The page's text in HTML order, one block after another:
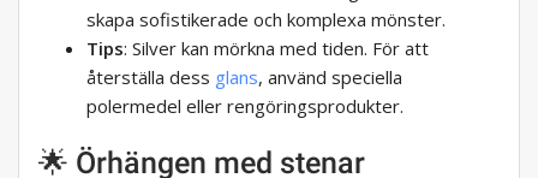
skapa sofistikerade och komplexa mönster.
Tips: Silver kan mörkna med tiden. För att
återställa dess glans, använd speciella
polermedel eller rengöringsprodukter.
🌟 Örhängen med stenar